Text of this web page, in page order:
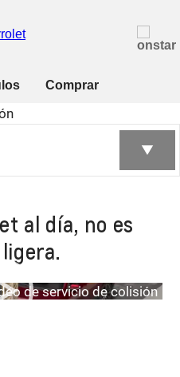
al día, no es